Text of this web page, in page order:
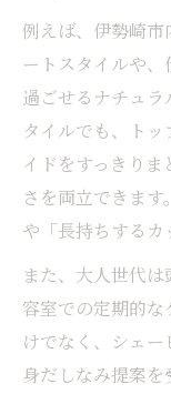
例えば、伊勢崎
ートスタイルや
過ごせるナチュ
タイルでも、ト
イドをすっきり
さを両立できます
や「長持ちするカ
また、大人世代
容室での定期的
けでなく、シェ
身だしなみ提案